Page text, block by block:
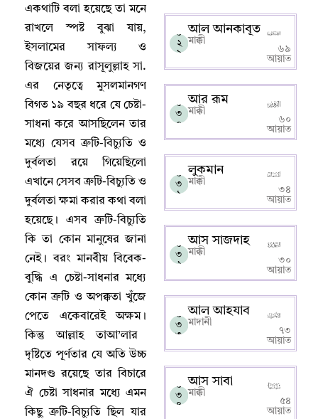
একথাটি বলা হয়েছে তা মনে
রাখলে স্পষ্ট বুঝা যায়,
ইসলামের সাফল্য ও
বিজয়ের জন্য রাসূলুল্লাহ সা.
এর নেতৃত্বে মুসলমানগণ
বিগত ১৯ বছর ধরে যে চেষ্টা-
সাধনা করে আসছিলেন তার
মধ্যে যেসব ত্রুটি-বিচ্যুতি ও
দুর্বলতা রয়ে গিয়েছিলো
এখানে সেসব ত্রুটি-বিচ্যুতি ও
দুর্বলতা ক্ষমা করার কথা বলা
হয়েছে। এসব ত্রুটি-বিচ্যুতি
কি তা কোন মানুষের জানা
নেই। বরং মানবীয় বিবেক-
বুদ্ধি এ চেষ্টা-সাধনার মধ্যে
কোন ত্রুটি ও অপক্কতা খুঁজে
পেতে একেবারেই অক্ষম।
কিন্তু আল্লাহ‌ তাআ’লার
দৃষ্টিতে পূর্ণতার যে অতি উচ্চ
মানদণ্ড রয়েছে তার বিচারে
ঐ চেষ্টা সাধনার মধ্যে এমন
কিছু ত্রুটি-বিচ্যুতি ছিল যার
০
২
৯
আল আনকাবূত
মাক্কী
৬৯
আয়াত
০
৩
০
আর রূম
মাক্কী
৬০
আয়াত
০
৩
১
লুকমান
মাক্কী
৩৪
আয়াত
০
৩
২
আস সাজদাহ
মাক্কী
৩০
আয়াত
০
৩
৩
আল আহযাব
মাদানী
৭৩
আয়াত
০
৩
৪
আস সাবা
মাক্কী
৫৪
আয়াত